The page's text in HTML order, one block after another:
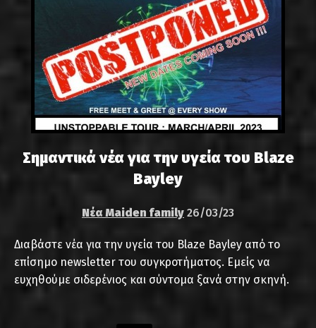
Σημαντικά νέα για την υγεία του Blaze
Bayley
Νέα Maiden family 26/03/23
Διαβάστε νέα για την υγεία του Blaze Bayley από το
επίσημο newsletter του συγκροτήματος. Εμείς να
ευχηθούμε σιδερένιος και σύντομα ξανά στην σκηνή.